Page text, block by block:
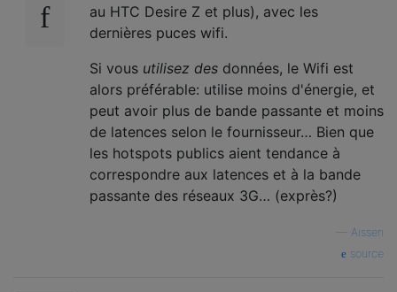
au HTC Desire Z et plus), avec les
dernières puces wifi.
Si vous utilisez des données, le Wifi est
alors préférable: utilise moins d'énergie, et
peut avoir plus de bande passante et moins
de latences selon le fournisseur… Bien que
les hotspots publics aient tendance à
correspondre aux latences et à la bande
passante des réseaux 3G… (exprès?)
Aissen
source